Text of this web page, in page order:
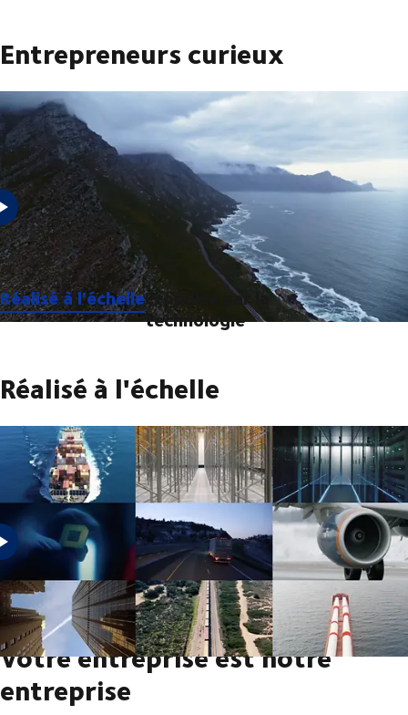
Entrepreneurs curieux
Pour nous, la pertinence future exige de rester curieux.
Réalisé à l'échellePropulsé par la
technologie
Réalisé à l'échelle
Nous collaborons avec nos clients pour leur permettre de se
développer à grande échelle.
Votre entreprise est notre
entreprise